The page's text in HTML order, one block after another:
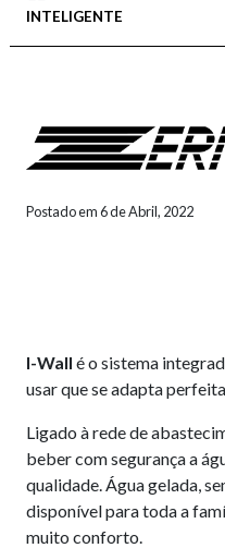
INTELIGENTE
Postado em 6 de Abril, 2022
I-Wall é o sistema
usar que se adapta
Ligado à rede de
beber com segurança a
qualidade. Água gelada,
disponível para toda a
muito conforto.